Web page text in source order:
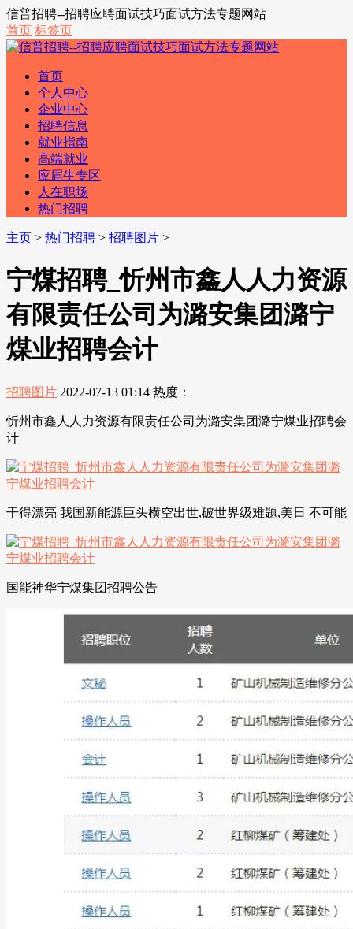
信普招聘--招聘应聘面试技巧面试方法专题网站
首页 标签页
首页
个人中心
企业中心
招聘信息
就业指南
高端就业
应届生专区
人在职场
热门招聘
主页 > 热门招聘 > 招聘图片 >
宁煤招聘_忻州市鑫人人力资源
有限责任公司为潞安集团潞宁
煤业招聘会计
招聘图片 2022-07-13 01:14 热度：
忻州市鑫人人力资源有限责任公司为潞安集团潞宁煤业招聘会
计
干得漂亮 我国新能源巨头横空出世,破世界级难题,美日 不可能
国能神华宁煤集团招聘公告